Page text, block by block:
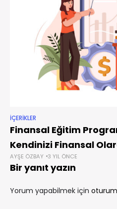
İÇERIKLER
Finansal Eğitim
Kendinizi Finansal
AYŞE ÖZBAY 3 YIL ÖNCE
Bir yanıt yazın
Yorum yapabilmek için oturum